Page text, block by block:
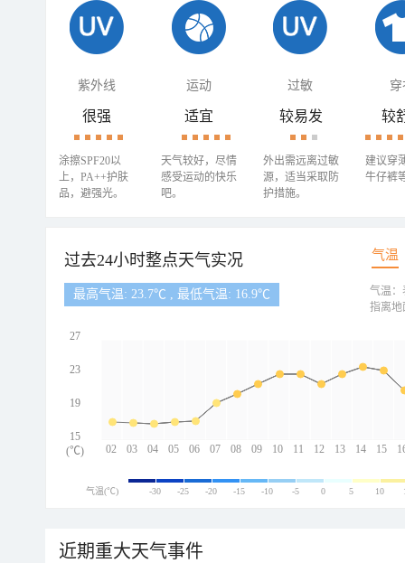
紫外线 运动 过敏 穿
很强
涂擦SPF20以
上，PA++护肤
品，避强光。
适宜
天气较好，尽情
感受运动的快乐
吧。
较易发
外出需远离过敏
源，适当采取防
护措施。
较
建议穿
牛仔裤
过去24小时整点天气实况 气温
最高气温: 23.7℃ , 最低气温: 16.9℃
02 03 04 05 06 07 08 09 10 11 12 13 14 15
27
23
19
15
(℃)
气温：
指离地
气温(℃) -30 -25 -20 -15 -10 -5 0 5 10
近期重大天气事件